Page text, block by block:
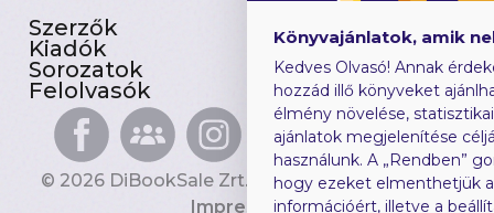
Szerzők
Kiadók
Sorozatok
Felolvasók
Gyerekkönyvek
Heti toplista
Ajándékutalvány
Blog
© 2026 DiBookSale Zrt. Minden jog fenntartva.
Impresszum
Könyvajánlatok, amik
Kedves Olvasó! Annak
hozzád illő könyveket
élmény növelése,
ajánlatok megjelenítése
használunk. A „Rendben”
hogy ezeket elmenthetjük
információért, illetve a